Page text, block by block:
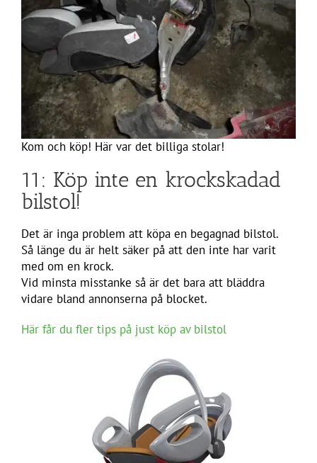
Kom och köp! Här var det billiga stolar!
11: Köp inte en krockskadad
bilstol!
Det är inga problem att köpa en begagnad bilstol.
Så länge du är helt säker på att den inte har varit
med om en krock.
Vid minsta misstanke så är det bara att bläddra
vidare bland annonserna på blocket.
Här får du fler tips på just köp av bilstol